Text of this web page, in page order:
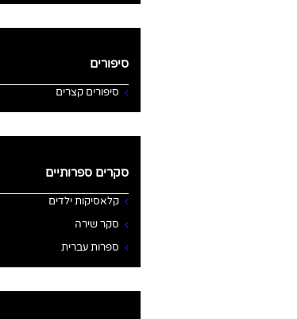
סיפורים
סיפורים קצרים
סקרים ספרותיים
קלאסיקות ילדים
סקר שירה
ספרות עברית